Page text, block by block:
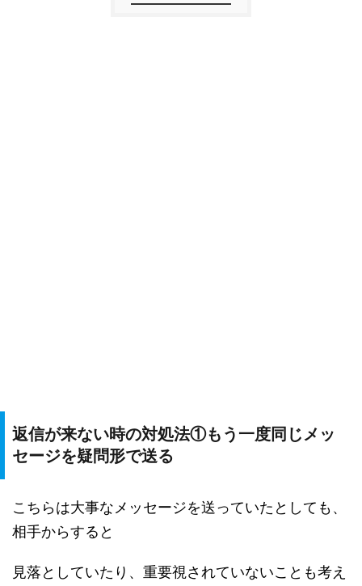
返信が来ない時の対処法①もう一度同じメッ
セージを疑問形で送る
こちらは大事なメッセージを送っていたとしても、
相手からすると
見落としていたり、重要視されていないことも考え